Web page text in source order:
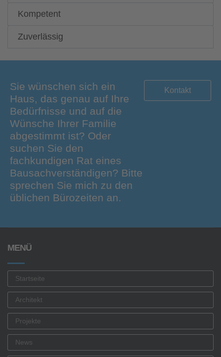
Kompetent
Zuverlässig
Sie wünschen sich ein
Haus, das genau auf Ihre
Bedürfnisse und auf die
Wünsche Ihrer Familie
abgestimmt ist? Oder
suchen Sie den
fachkundigen Rat eines
Bausachverständigen? Bitte
sprechen Sie mich zu den
üblichen Bürozeiten an.
Kontakt
MENÜ
Startseite
Architekt
Projekte
News